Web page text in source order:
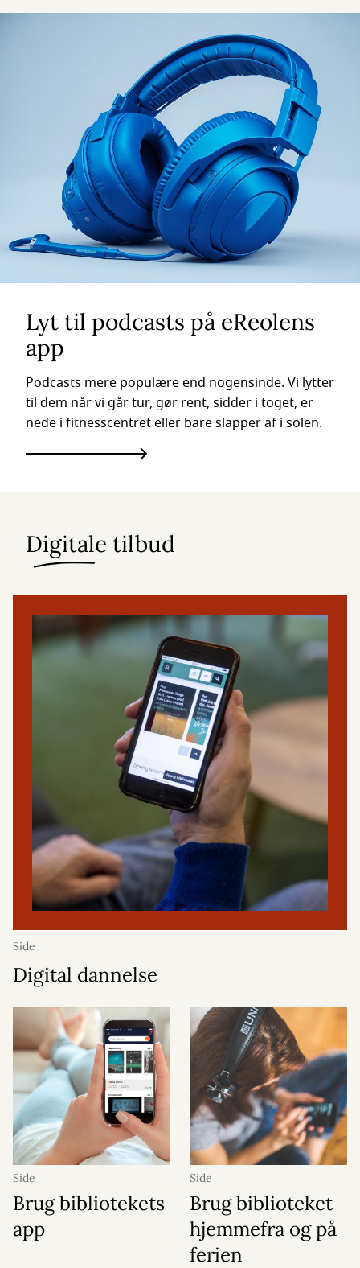
Lyt til podcasts på eReolens
app
Podcasts mere populære end nogensinde. Vi lytter
til dem når vi går tur, gør rent, sidder i toget, er
nede i fitnesscentret eller bare slapper af i solen.
Digitale tilbud
Side
Digital dannelse
Side
Brug bibliotekets
app
Side
Brug biblioteket
hjemmefra og på
ferien